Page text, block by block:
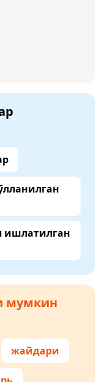
ишлатилган
мумкин
жайдари